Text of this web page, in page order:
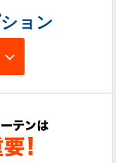
ョン